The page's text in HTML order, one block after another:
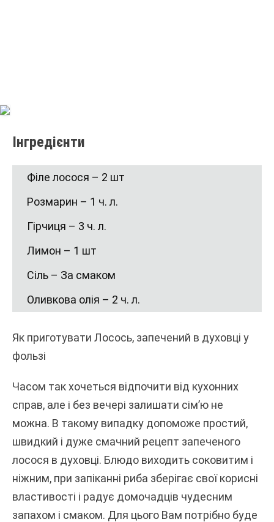
Інгредієнти
Філе лосося – 2 шт
Розмарин – 1 ч. л.
Гірчиця – 3 ч. л.
Лимон – 1 шт
Сіль – За смаком
Оливкова олія – 2 ч. л.
Як приготувати Лосось, запечений в духовці у
фользі
Часом так хочеться відпочити від кухонних
справ, але і без вечері залишати сім’ю не
можна. В такому випадку допоможе простий,
швидкий і дуже смачний рецепт запеченого
лосося в духовці. Блюдо виходить соковитим і
ніжним, при запіканні риба зберігає свої корисні
властивості і радує домочадців чудесним
запахом і смаком. Для цього Вам потрібно буде